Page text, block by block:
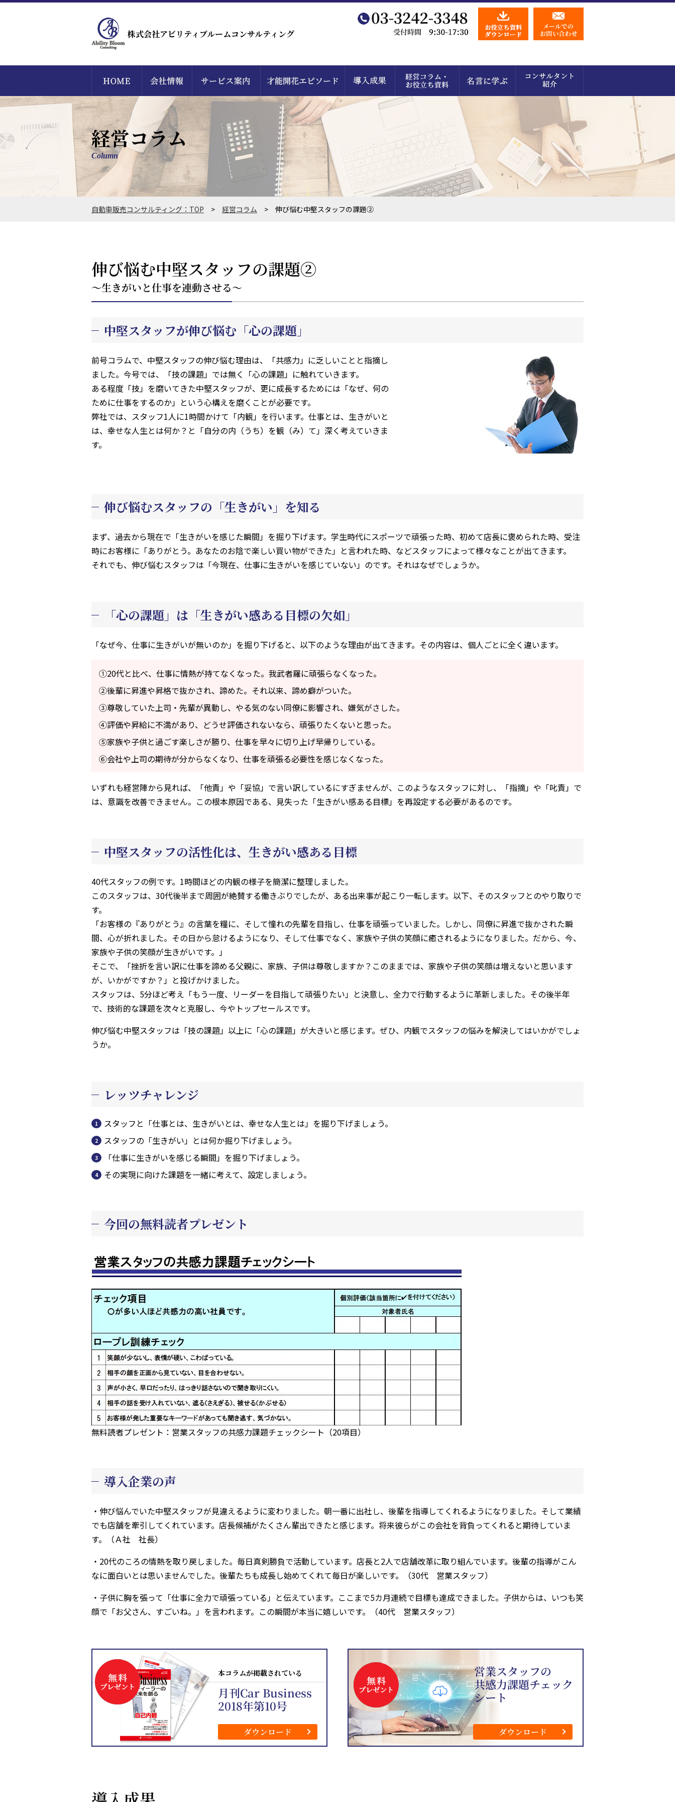
株式会社アビリティブルームコンサルティング
経営コラム
Column
自動車販売コンサルティング：TOP > 経営コラム > 伸び悩む中堅スタッフの課題②
伸び悩む中堅スタッフの課題②
～生きがいと仕事を連動させる～
中堅スタッフが伸び悩む「心の課題」
前号コラムで、中堅スタッフの伸び悩む理由は、「共感力」に乏しいことと指摘し
ました。今号では、「技の課題」では無く「心の課題」に触れていきます。
ある程度「技」を磨いてきた中堅スタッフが、更に成長するためには「なぜ、何の
ために仕事をするのか」という心構えを磨くことが必要です。
弊社では、スタッフ1人に1時間かけて「内観」を行います。仕事とは、生きがいと
は、幸せな人生とは何か？と「自分の内（うち）を観（み）て」深く考えていきま
す。
伸び悩むスタッフの「生きがい」を知る
まず、過去から現在で「生きがいを感じた瞬間」を掘り下げます。学生時代にスポーツで頑張った時、初めて店長に褒められた時、受注
時にお客様に「ありがとう。あなたのお陰で楽しい買い物ができた」と言われた時、などスタッフによって様々なことが出てきます。
それでも、伸び悩むスタッフは「今現在、仕事に生きがいを感じていない」のです。それはなぜでしょうか。
「心の課題」は「生きがい感ある目標の欠如」
「なぜ今、仕事に生きがいが無いのか」を掘り下げると、以下のような理由が出てきます。その内容は、個人ごとに全く違います。
①20代と比べ、仕事に情熱が持てなくなった。我武者羅に頑張らなくなった。
②後輩に昇進や昇格で抜かされ、諦めた。それ以来、諦め癖がついた。
③尊敬していた上司・先輩が異動し、やる気のない同僚に影響され、嫌気がさした。
④評価や昇給に不満があり、どうせ評価されないなら、頑張りたくないと思った。
⑤家族や子供と過ごす楽しさが勝り、仕事を早々に切り上げ早帰りしている。
⑥会社や上司の期待が分からなくなり、仕事を頑張る必要性を感じなくなった。
いずれも経営陣から見れば、「他責」や「妥協」で言い訳しているにすぎませんが、このようなスタッフに対し、「指摘」や「叱責」で
は、意識を改善できません。この根本原因である、見失った「生きがい感ある目標」を再設定する必要があるのです。
中堅スタッフの活性化は、生きがい感ある目標
40代スタッフの例です。1時間ほどの内観の様子を簡潔に整理しました。
このスタッフは、30代後半まで周囲が絶賛する働きぶりでしたが、ある出来事が起こり一転します。以下、そのスタッフとのやり取りで
す。
「お客様の『ありがとう』の言葉を糧に、そして憧れの先輩を目指し、仕事を頑張っていました。しかし、同僚に昇進で抜かされた瞬
間、心が折れました。その日から怠けるようになり、そして仕事でなく、家族や子供の笑顔に癒されるようになりました。だから、今、
家族や子供の笑顔が生きがいです。」
そこで、「挫折を言い訳に仕事を諦める父親に、家族、子供は尊敬しますか？このままでは、家族や子供の笑顔は増えないと思います
が、いかがですか？」と投げかけました。
スタッフは、5分ほど考え「もう一度、リーダーを目指して頑張りたい」と決意し、全力で行動するように革新しました。その後半年
で、技術的な課題を次々と克服し、今やトップセールスです。
伸び悩む中堅スタッフは「技の課題」以上に「心の課題」が大きいと感じます。ぜひ、内観でスタッフの悩みを解決してはいかがでしょ
うか。
レッツチャレンジ
スタッフと「仕事とは、生きがいとは、幸せな人生とは」を掘り下げましょう。
スタッフの「生きがい」とは何か掘り下げましょう。
「仕事に生きがいを感じる瞬間」を掘り下げましょう。
その実現に向けた課題を一緒に考えて、設定しましょう。
今回の無料読者プレゼント
無料読者プレゼント：営業スタッフの共感力課題チェックシート（20項目）
導入企業の声
・伸び悩んでいた中堅スタッフが見違えるように変わりました。朝一番に出社し、後輩を指導してくれるようになりました。そして業績
でも店舗を牽引してくれています。店長候補がたくさん輩出できたと感じます。将来彼らがこの会社を背負ってくれると期待していま
す。（Ａ社 社長）
・20代のころの情熱を取り戻しました。毎日真剣勝負で活動しています。店長と2人で店舗改革に取り組んでいます。後輩の指導がこん
なに面白いとは思いませんでした。後輩たちも成長し始めてくれて毎日が楽しいです。（30代 営業スタッフ）
・子供に胸を張って「仕事に全力で頑張っている」と伝えています。ここまで5カ月連続で目標も達成できました。子供からは、いつも笑
顔で「お父さん、すごいね。」を言われます。この瞬間が本当に嬉しいです。（40代 営業スタッフ）
本コラムが掲載されている
月刊Car Business
2018年第10号
ダウンロード
営業スタッフの
共感力課題チェック
シート
ダウンロード